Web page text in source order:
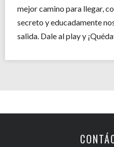
mejor camino para llegar,
secreto y educadamente
salida. Dale al play y